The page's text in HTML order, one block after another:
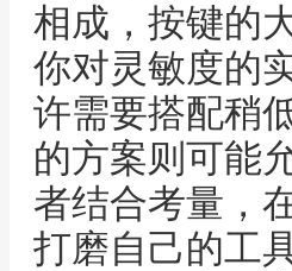
相成，按键的
你对灵敏度的
许需要搭配稍
的方案则可能
者结合考量，
打磨自己的工